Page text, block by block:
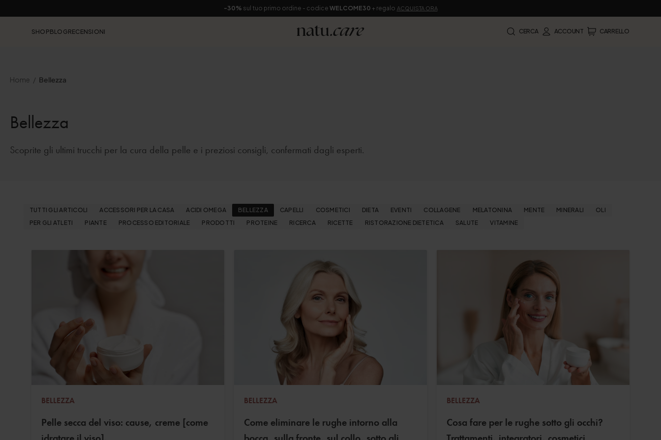
-30% sul tuo primo ordine - codice WELCOME30 + regalo ACQUISTA ORA
SHOPBLOGRECENSIONI CERCA ACCOUNT CARRELLO
Home Bellezza
Bellezza
Scoprite gli ultimi trucchi per la cura della pelle e i preziosi consigli, confermati dagli esperti.
TUTTI GLI ARTICOLI ACCESSORI PER LA CASA ACIDI OMEGA BELLEZZA CAPELLI COSMETICI DIETA EVENTI COLLAGENE MELATONINA MENTE MINERALI
OLI
PER GLI ATLETI
PIANTE PROCESSO EDITORIALE PRODOTTI PROTEINE RICERCA RICETTE RISTORAZIONE DIETETICA SALUTE VITAMINE
BELLEZZA
Pelle secca del viso: cause, creme [come
BELLEZZA
Come eliminare le rughe intorno alla
BELLEZZA
Cosa fare per le rughe sotto gli occhi?